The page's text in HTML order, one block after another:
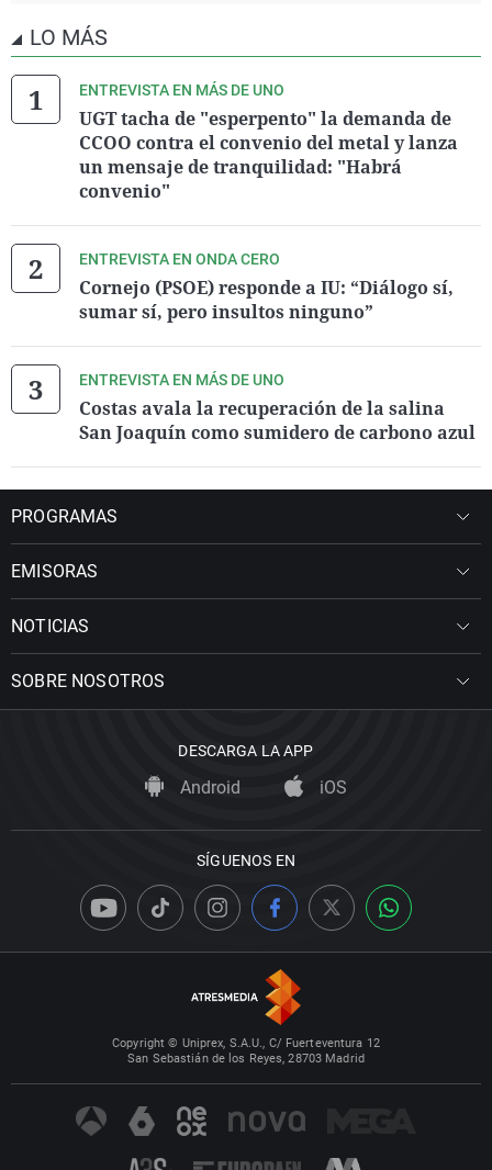
LO MÁS
ENTREVISTA EN MÁS DE UNO
UGT tacha de "esperpento" la demanda de
CCOO contra el convenio del metal y lanza
un mensaje de tranquilidad: "Habrá
convenio"
ENTREVISTA EN ONDA CERO
Cornejo (PSOE) responde a IU: “Diálogo sí,
sumar sí, pero insultos ninguno”
ENTREVISTA EN MÁS DE UNO
Costas avala la recuperación de la salina
San Joaquín como sumidero de carbono azul
PROGRAMAS
EMISORAS
NOTICIAS
SOBRE NOSOTROS
DESCARGA LA APP
Android iOS
SÍGUENOS EN
Copyright © Uniprex, S.A.U., C/ Fuerteventura 12
San Sebastián de los Reyes, 28703 Madrid